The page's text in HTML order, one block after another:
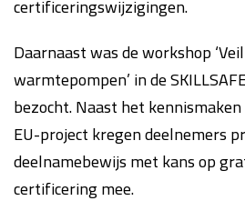
certificeringswijzigingen.
Daarnaast was de workshop
warmtepompen’ in de
bezocht. Naast het
EU-project kregen deelnemers
deelnamebewijs met kans op
certificering mee.